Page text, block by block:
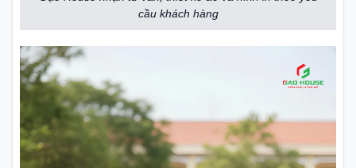
cầu khách hàng